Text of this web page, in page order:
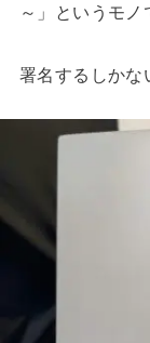
～」というモノ
署名するしかな